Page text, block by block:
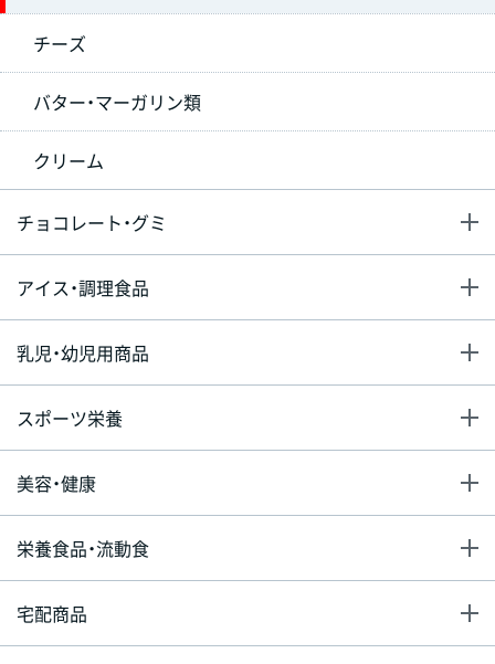
チーズ
バター・マーガリン類
クリーム
チョコレート・グミ
アイス・調理食品
乳児・幼児用商品
スポーツ栄養
美容・健康
栄養食品・流動食
宅配商品